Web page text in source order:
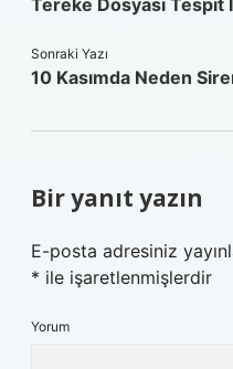
Tereke Dosyası
Sonraki Yazı
10 Kasımda Neden
Bir yanıt yazın
E-posta adresiniz
* ile işaretlenmişlerdir
Yorum